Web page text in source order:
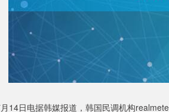
日电据韩媒报道，韩国民调机构